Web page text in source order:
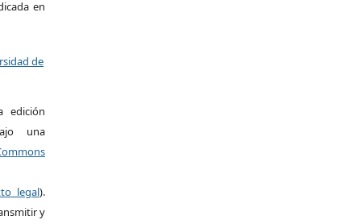
en
de
edición
una
legal).
y